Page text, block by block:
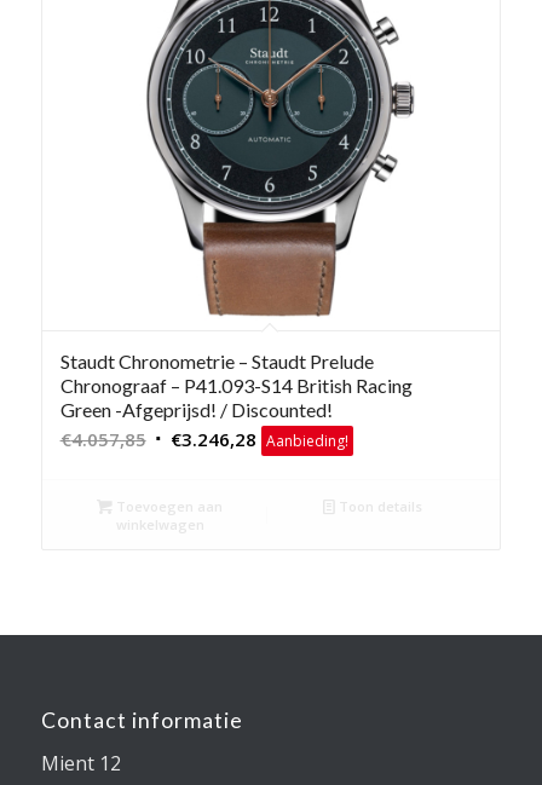
Staudt Chronometrie – Staudt Prelude
Chronograaf – P41.093-S14 British Racing
Green -Afgeprijsd! / Discounted!
€4.057,85 Oorspronkelijke
€4.057,85.
€3.246,28Huidige
prijs
€3.246,28.
Aanbieding!
Toevoegen aan
winkelwagen
Toon details
Contact informatie
Mient 12